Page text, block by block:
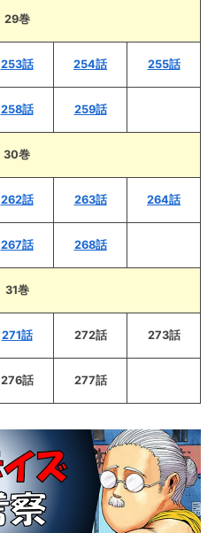
29巻
253話 254話 255話
258話 259話
30巻
262話 263話 264話
267話 268話
31巻
271話 272話 273話
276話 277話